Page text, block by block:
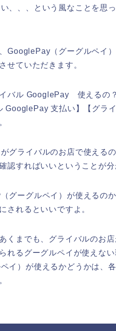
、、、という風なことを思
GooglePay（グーグルペイ
せていただきます。
バル GooglePay 使えるの
支払い】【グラ
グライバルのお店で使える
認すればいいということが分
グーグルペイ）が使えるの
されるといいですよ。
くまでも、グライバルのお
れるグーグルペイが使えな
イ）が使えるかどうかは、